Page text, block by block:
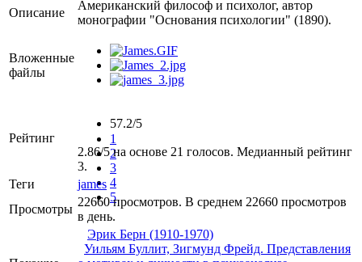
Описание
Американский философ и психолог, автор
монографии "Основания психологии" (1890).
Вложенные
файлы
Рейтинг
57.2/5
1
2
3
4
5
2.86/5 на основе 21 голосов. Медианный рейтинг
3.
Теги
james
Просмотры
22660 просмотров. В среднем 22660 просмотров
в день.
Эрик Берн (1910-1970)
Уильям Буллит, Зигмунд Фрейд. Представления